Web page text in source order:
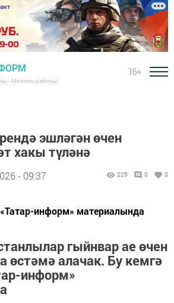
- Мөслим районы
16+
эшләгән өчен
хакы түләнә
- 09:37 225 0 0
информ» материалында
гыйнвар ае өчен
өстәмә алачак. Бу кемгә
информ»